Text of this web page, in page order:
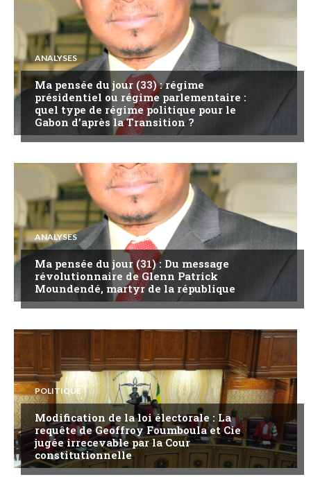
ANALYSES
Ma pensée du jour (33) : régime
présidentiel ou régime parlementaire :
quel type de régime politique pour le
Gabon d’après la Transition ?
ANALYSES
Ma pensée du jour (31) : Du message
révolutionnaire de Glenn Patrick
Moundendé, martyr de la république
POLITIQUE
Modification de la loi électorale : La
requête de Geoffroy Foumboula et Cie
jugée irrecevable par la Cour
constitutionnelle